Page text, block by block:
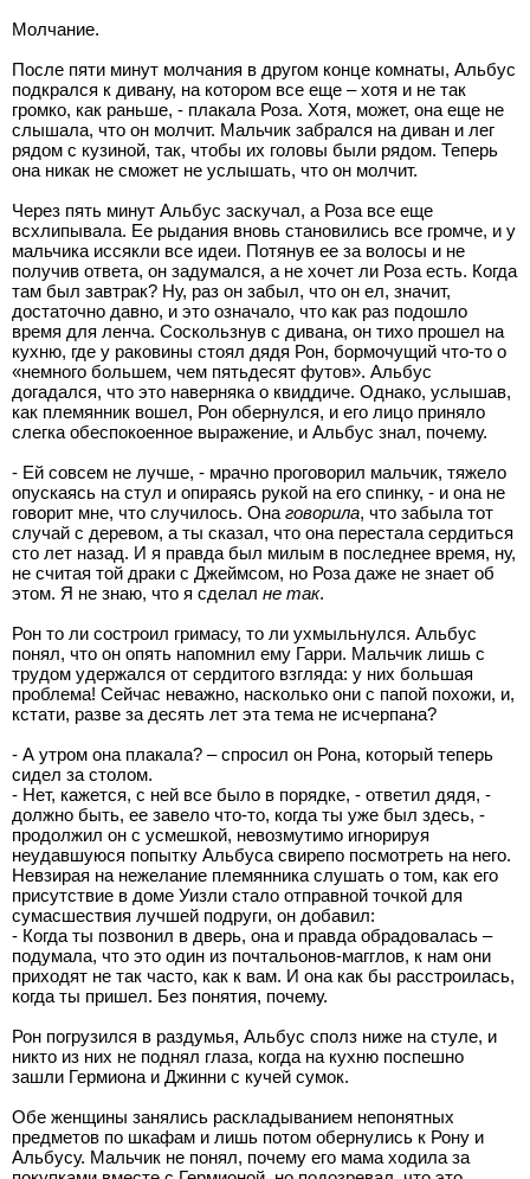
Молчание.
После пяти минут молчания в другом конце комнаты, Альбус
подкрался к дивану, на котором все еще – хотя и не так
громко, как раньше, - плакала Роза. Хотя, может, она еще не
слышала, что он молчит. Мальчик забрался на диван и лег
рядом с кузиной, так, чтобы их головы были рядом. Теперь
она никак не сможет не услышать, что он молчит.
Через пять минут Альбус заскучал, а Роза все еще
всхлипывала. Ее рыдания вновь становились все громче, и у
мальчика иссякли все идеи. Потянув ее за волосы и не
получив ответа, он задумался, а не хочет ли Роза есть. Когда
там был завтрак? Ну, раз он забыл, что он ел, значит,
достаточно давно, и это означало, что как раз подошло
время для ленча. Соскользнув с дивана, он тихо прошел на
кухню, где у раковины стоял дядя Рон, бормочущий что-то о
«немного большем, чем пятьдесят футов». Альбус
догадался, что это наверняка о квиддиче. Однако, услышав,
как племянник вошел, Рон обернулся, и его лицо приняло
слегка обеспокоенное выражение, и Альбус знал, почему.
- Ей совсем не лучше, - мрачно проговорил мальчик, тяжело
опускаясь на стул и опираясь рукой на его спинку, - и она не
говорит мне, что случилось. Она говорила, что забыла тот
случай с деревом, а ты сказал, что она перестала сердиться
сто лет назад. И я правда был милым в последнее время, ну,
не считая той драки с Джеймсом, но Роза даже не знает об
этом. Я не знаю, что я сделал не так.
Рон то ли состроил гримасу, то ли ухмыльнулся. Альбус
понял, что он опять напомнил ему Гарри. Мальчик лишь с
трудом удержался от сердитого взгляда: у них большая
проблема! Сейчас неважно, насколько они с папой похожи, и,
кстати, разве за десять лет эта тема не исчерпана?
- А утром она плакала? – спросил он Рона, который теперь
сидел за столом.
- Нет, кажется, с ней все было в порядке, - ответил дядя, -
должно быть, ее завело что-то, когда ты уже был здесь, -
продолжил он с усмешкой, невозмутимо игнорируя
неудавшуюся попытку Альбуса свирепо посмотреть на него.
Невзирая на нежелание племянника слушать о том, как его
присутствие в доме Уизли стало отправной точкой для
сумасшествия лучшей подруги, он добавил:
- Когда ты позвонил в дверь, она и правда обрадовалась –
подумала, что это один из почтальонов-магглов, к нам они
приходят не так часто, как к вам. И она как бы расстроилась,
когда ты пришел. Без понятия, почему.
Рон погрузился в раздумья, Альбус сполз ниже на стуле, и
никто из них не поднял глаза, когда на кухню поспешно
зашли Гермиона и Джинни с кучей сумок.
Обе женщины занялись раскладыванием непонятных
предметов по шкафам и лишь потом обернулись к Рону и
Альбусу. Мальчик не понял, почему его мама ходила за